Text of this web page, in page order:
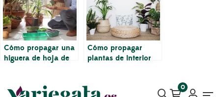
Cómo propagar una
higuera de hoja de
Cómo propagar
plantas de interior
0